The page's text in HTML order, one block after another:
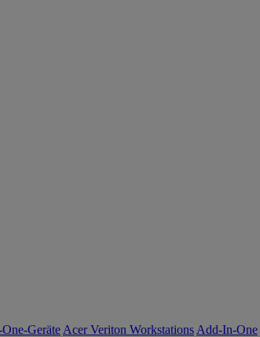
Geräte Acer Veriton Workstations Add-In-One